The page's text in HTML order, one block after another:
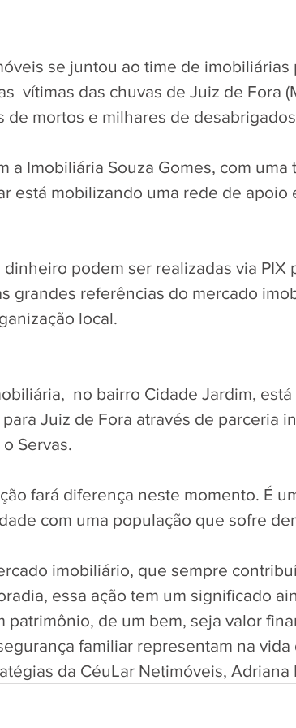
se juntou ao time de imobiliárias
vítimas das chuvas de Juiz de Fora
de mortos e milhares de
a Imobiliária Souza Gomes, com
está mobilizando uma rede de apoio
podem ser realizadas via PIX
grandes referências do mercado
local.
no bairro Cidade Jardim,
Juiz de Fora através de parceria
Servas.
fará diferença neste momento. É
com uma população que sofre
imobiliário, que sempre
essa ação tem um significado
patrimônio, de um bem, seja valor
familiar representam na vida
da CéuLar Netimóveis, Adriana